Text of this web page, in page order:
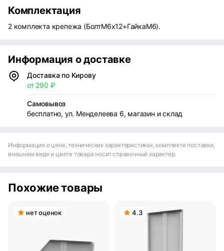
Комплектация
2 комплекта крепежа (БолтМ6х12+ГайкаМ6).
Информация о доставке
Доставка по Кирову
от 290 ₽
Самовывоз
бесплатно, ул. Менделеева 6, магазин и склад
Информация о цене, технических характеристиках, комплекте поставки,
внешнем виде и цвете товара носит справочный характер.
Похожие товары
нет оценок 4.3